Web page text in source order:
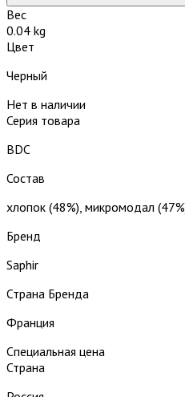
Вес
0.04 kg
Цвет
Черный
Нет в наличии
Серия товара
BDC
Состав
хлопок (48%), микромодал
Бренд
Saphir
Страна Бренда
Франция
Специальная цена
Страна